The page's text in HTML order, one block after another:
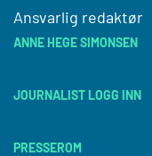
Ansvarlig redaktør
ANNE HEGE SIMONSEN
JOURNALIST LOGG INN
PRESSEROM